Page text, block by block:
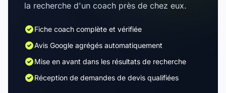
la recherche d'un coach près de chez eux.
Fiche coach complète et vérifiée
Avis Google agrégés automatiquement
Mise en avant dans les résultats de recherche
Réception de demandes de devis qualifiées